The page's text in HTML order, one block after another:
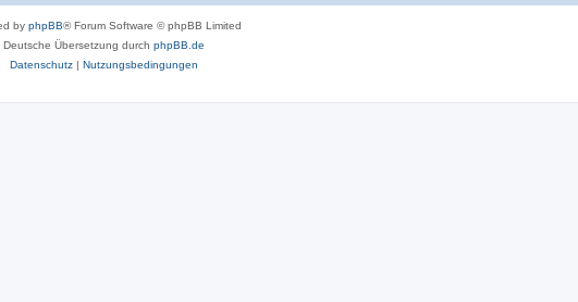
by phpBB® Forum Software © phpBB Limited
Deutsche Übersetzung durch phpBB.de
Datenschutz| Nutzungsbedingungen